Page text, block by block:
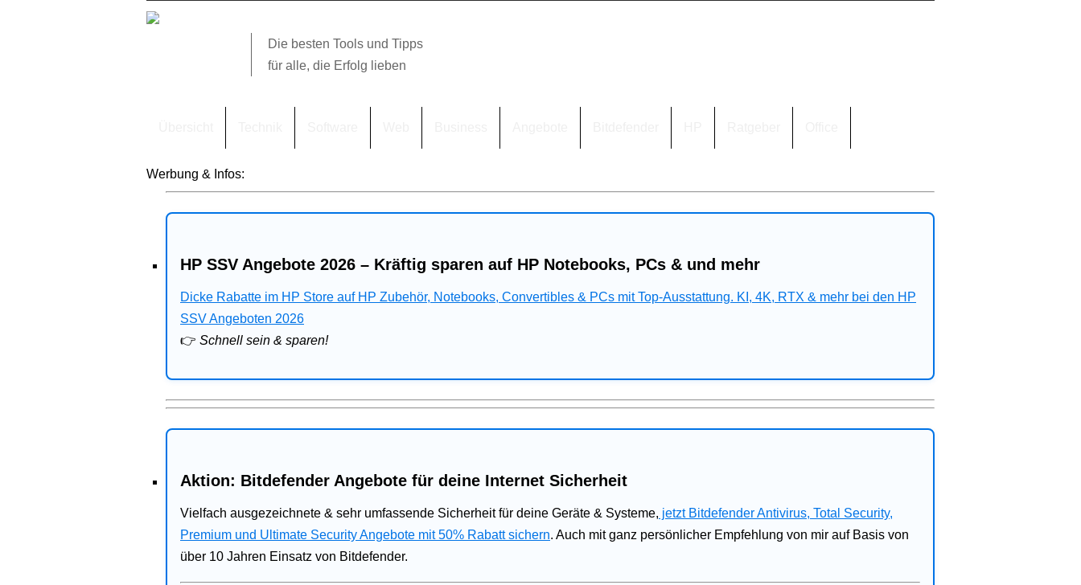
Die besten Tools und Tipps
für alle, die Erfolg lieben
Werbung & Infos:
HP SSV Angebote 2026 – Kräftig sparen auf HP Notebooks, PCs & und mehr
Dicke Rabatte im HP Store auf HP Zubehör, Notebooks, Convertibles & PCs mit Top-Ausstattung. KI, 4K, RTX & mehr bei den HP
SSV Angeboten 2026
👉 Schnell sein & sparen!
Aktion: Bitdefender Angebote für deine Internet Sicherheit
Vielfach ausgezeichnete & sehr umfassende Sicherheit für deine Geräte & Systeme, jetzt Bitdefender Antivirus, Total Security,
Premium und Ultimate Security Angebote mit 50% Rabatt sichern. Auch mit ganz persönlicher Empfehlung von mir auf Basis von
über 10 Jahren Einsatz von Bitdefender.